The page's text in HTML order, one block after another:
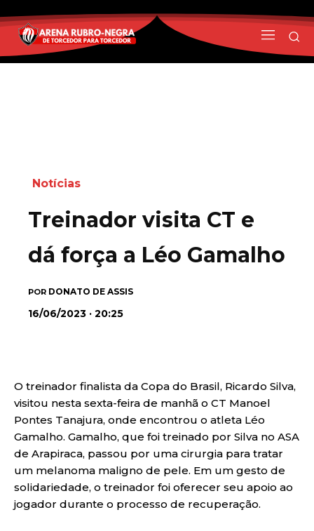
Notícias
Treinador visita CT e
dá força a Léo Gamalho
POR DONATO DE ASSIS
16/06/2023 · 20:25
O treinador finalista da Copa do Brasil, Ricardo Silva,
visitou nesta sexta-feira de manhã o CT Manoel
Pontes Tanajura, onde encontrou o atleta Léo
Gamalho. Gamalho, que foi treinado por Silva no ASA
de Arapiraca, passou por uma cirurgia para tratar
um melanoma maligno de pele. Em um gesto de
solidariedade, o treinador foi oferecer seu apoio ao
jogador durante o processo de recuperação.